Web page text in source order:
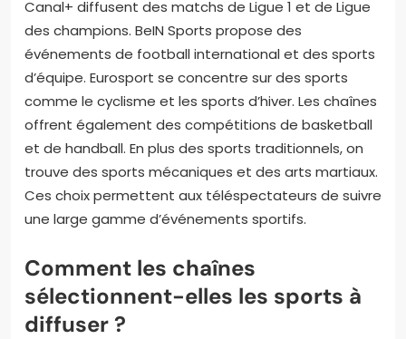
Canal+ diffusent des matchs de Ligue 1 et de Ligue
des champions. BeIN Sports propose des
événements de football international et des sports
d’équipe. Eurosport se concentre sur des sports
comme le cyclisme et les sports d’hiver. Les chaînes
offrent également des compétitions de basketball
et de handball. En plus des sports traditionnels, on
trouve des sports mécaniques et des arts martiaux.
Ces choix permettent aux téléspectateurs de suivre
une large gamme d’événements sportifs.
Comment les chaînes
sélectionnent-elles les sports à
diffuser ?